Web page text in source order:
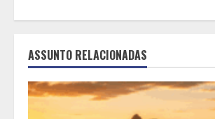
ASSUNTO RELACIONADAS